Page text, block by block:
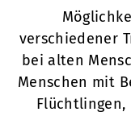
verschiedener
bei alten
Menschen mit
Flüchtlingen,